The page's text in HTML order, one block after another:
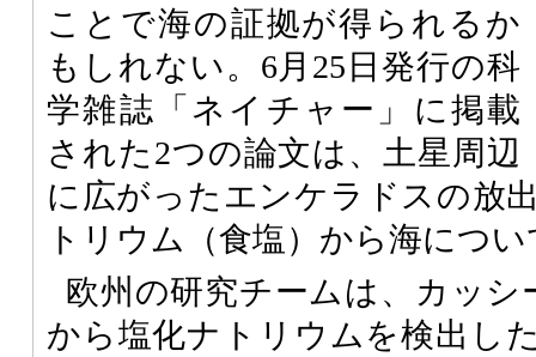
ことで海の証拠が得られるか
もしれない。6月25日発行の科
学雑誌「ネイチャー」に掲載
された2つの論文は、土星周辺
に広がったエンケラドスの放
トリウム（食塩）から海につ
欧州の研究チームは、カッシ
から塩化ナトリウムを検出し